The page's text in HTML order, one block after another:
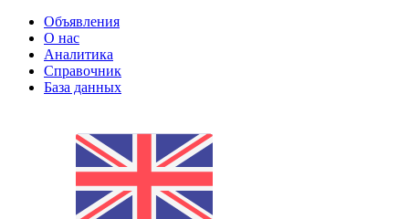
Объявления
О нас
Аналитика
Справочник
База данных